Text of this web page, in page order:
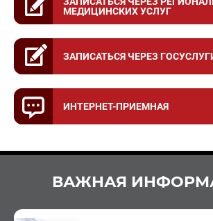
МЕДИЦИНСКИХ УСЛУГ
ЗАПИСАТЬСЯ ЧЕРЕЗ
ИНТЕРНЕТ-ПРИЕМНАЯ
ВАЖНАЯ